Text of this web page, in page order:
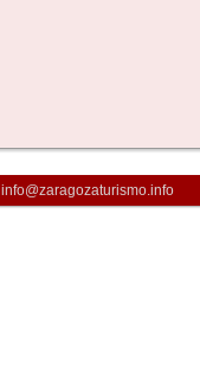
info@zaragozaturismo.info